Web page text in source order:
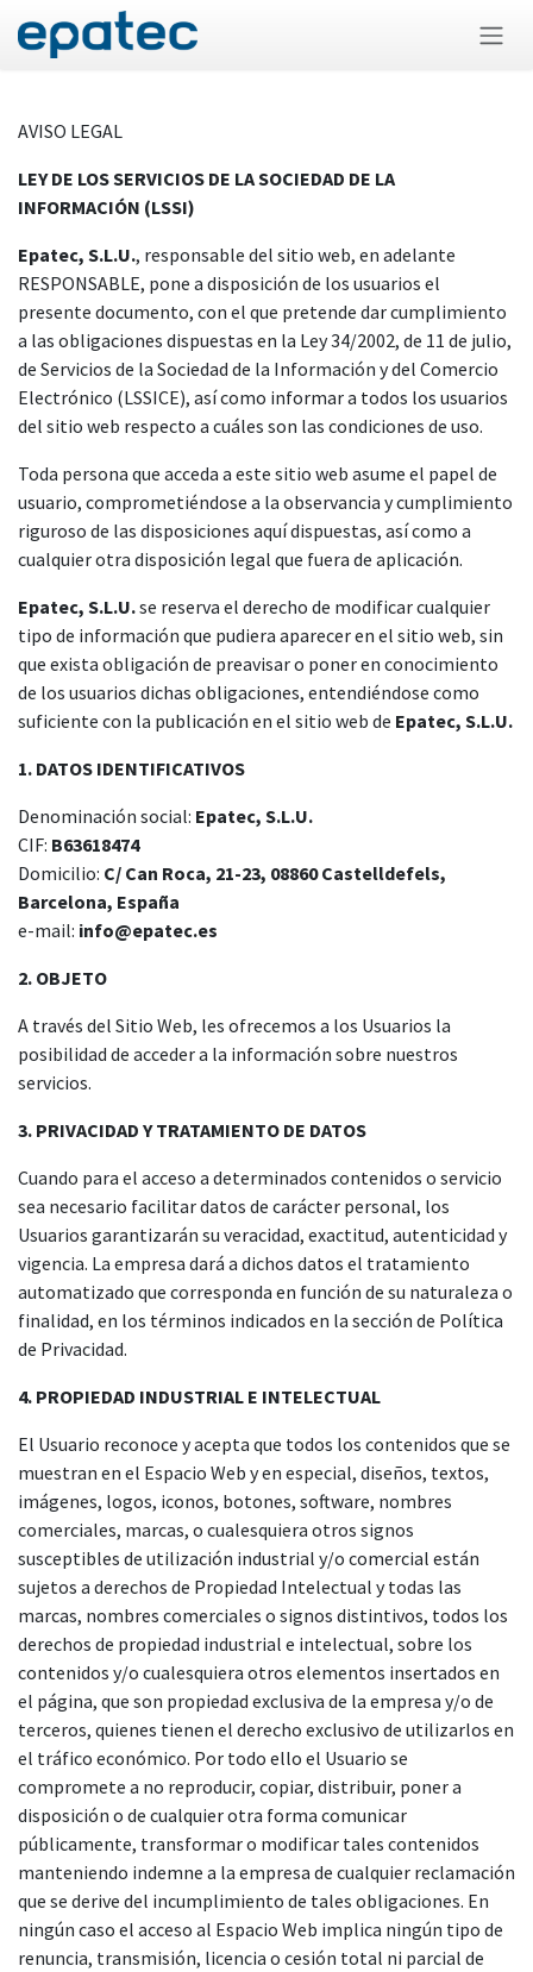
AVISO LEGAL
LEY DE LOS SERVICIOS DE LA SOCIEDAD DE LA
INFORMACIÓN (LSSI)
Epatec, S.L.U., responsable del sitio web, en adelante
RESPONSABLE, pone a disposición de los usuarios el
presente documento, con el que pretende dar cumplimiento
a las obligaciones dispuestas en la Ley 34/2002, de 11 de julio,
de Servicios de la Sociedad de la Información y del Comercio
Electrónico (LSSICE), así como informar a todos los usuarios
del sitio web respecto a cuáles son las condiciones de uso.
Toda persona que acceda a este sitio web asume el papel de
usuario, comprometiéndose a la observancia y cumplimiento
riguroso de las disposiciones aquí dispuestas, así como a
cualquier otra disposición legal que fuera de aplicación.
Epatec, S.L.U.se reserva el derecho de modificar cualquier
tipo de información que pudiera aparecer en el sitio web, sin
que exista obligación de preavisar o poner en conocimiento
de los usuarios dichas obligaciones, entendiéndose como
suficiente con la publicación en el sitio web de Epatec, S.L.U.
1. DATOS IDENTIFICATIVOS
Denominación social: Epatec, S.L.U.
CIF: B63618474
Domicilio: C/ Can Roca, 21-23, 08860 Castelldefels,
Barcelona, España
e-mail: info@epatec.es
2. OBJETO
A través del Sitio Web, les ofrecemos a los Usuarios la
posibilidad de acceder a la información sobre nuestros
servicios.
3. PRIVACIDAD Y TRATAMIENTO DE DATOS
Cuando para el acceso a determinados contenidos o servicio
sea necesario facilitar datos de carácter personal, los
Usuarios garantizarán su veracidad, exactitud, autenticidad y
vigencia. La empresa dará a dichos datos el tratamiento
automatizado que corresponda en función de su naturaleza o
finalidad, en los términos indicados en la sección de Política
de Privacidad.
4. PROPIEDAD INDUSTRIAL E INTELECTUAL
El Usuario reconoce y acepta que todos los contenidos que se
muestran en el Espacio Web y en especial, diseños, textos,
imágenes, logos, iconos, botones, software, nombres
comerciales, marcas, o cualesquiera otros signos
susceptibles de utilización industrial y/o comercial están
sujetos a derechos de Propiedad Intelectual y todas las
marcas, nombres comerciales o signos distintivos, todos los
derechos de propiedad industrial e intelectual, sobre los
contenidos y/o cualesquiera otros elementos insertados en
el página, que son propiedad exclusiva de la empresa y/o de
terceros, quienes tienen el derecho exclusivo de utilizarlos en
el tráfico económico. Por todo ello el Usuario se
compromete a no reproducir, copiar, distribuir, poner a
disposición o de cualquier otra forma comunicar
públicamente, transformar o modificar tales contenidos
manteniendo indemne a la empresa de cualquier reclamación
que se derive del incumplimiento de tales obligaciones. En
ningún caso el acceso al Espacio Web implica ningún tipo de
renuncia, transmisión, licencia o cesión total ni parcial de